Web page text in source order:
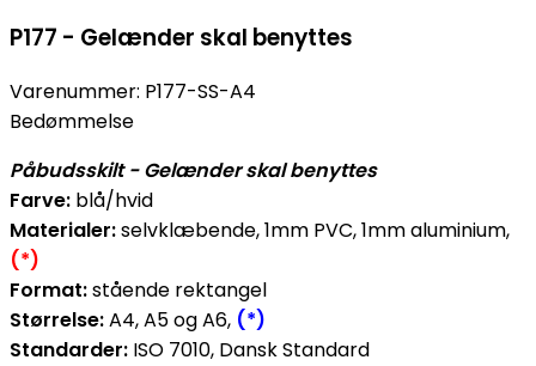
P177 - Gelænder skal benyttes
Varenummer: P177-SS-A4
Bedømmelse
Påbudsskilt - Gelænder skal benyttes
Farve: blå/hvid
Materialer:selvklæbende, 1mm PVC, 1mm aluminium,
(*)
Format:stående rektangel
Størrelse:A4, A5 og A6, (*)
Standarder: ISO 7010, Dansk Standard